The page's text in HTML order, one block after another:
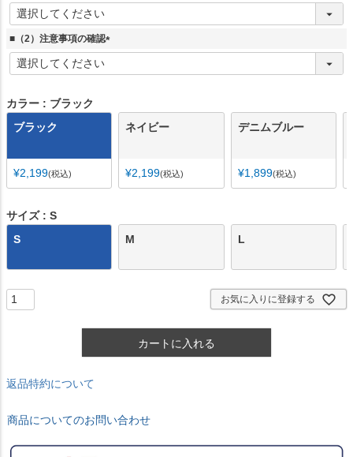
(
須
■（2）注意事項の確認
(
カラー
ブラック
ブラック
¥2,199 税込
ネイビー
¥2,199 税込
デニムブルー
¥1,899 税込
サイズ
S
S
M L
お気に入りに登録する
カートに入れる
返品特約について
商品についてのお問い合わせ